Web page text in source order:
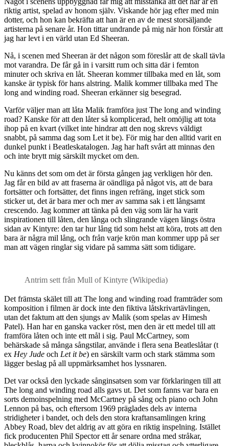
riktig artist, spelad av honom själv. Viskande hör jag efter med min
dotter, och hon kan bekräfta att han är en av de mest storsäljande
artisterna på senare år. Hon tittar undrande på mig när hon förstår att
jag har levt i en värld utan Ed Sheeran.
Nå, i scenen med Sheeran är det någon som föreslår att de skall tävla
mot varandra. De får gå in i varsitt rum och sitta där i femton
minuter och skriva en låt. Sheeran kommer tillbaka med en låt, som
kanske är typisk för hans alstring. Malik kommer tillbaka med The
long and winding road. Sheeran erkänner sig besegrad.
Varför väljer man att låta Malik framföra just The long and winding
road? Kanske för att den låter så komplicerad, helt omöjlig att tota
ihop på en kvart (vilket inte hindrar att den nog skrevs väldigt
snabbt, på samma dag som Let it be). För mig har den alltid varit en
dunkel punkt i Beatleskatalogen. Jag har haft svårt att minnas den
och inte brytt mig särskilt mycket om den.
Nu känns det som om det är första gången jag verkligen hör den.
Jag får en bild av att fraserna är oändliga på något vis, att de bara
fortsätter och fortsätter, det finns ingen refräng, inget stick som
sticker ut, det är bara mer och mer av samma sak i ett långsamt
crescendo. Jag kommer att tänka på den väg som lär ha varit
inspirationen till låten, den långa och slingrande vägen längs östra
sidan av Kintyre: den tar hur lång tid som helst att köra, trots att den
bara är några mil lång, och från varje krön man kommer upp på ser
man att vägen ringlar sig vidare på samma sätt som tidigare.
Antrim sett från Mull of Kintyre (Wikipedia)
Det främsta skälet till att The long and winding road framträder som
komposition i filmen är dock inte den fiktiva låtskrivartävlingen,
utan det faktum att den sjungs av Malik (som spelas av Himesh
Patel). Han har en ganska vacker röst, men den är ett medel till att
framföra låten och inte ett mål i sig. Paul McCartney, som
behärskade så många sångstilar, använde i flera sena Beatleslåtar (t
ex Hey Jude och Let it be) en särskilt varm och stark stämma som
lägger beslag på all uppmärksamhet hos lyssnaren.
Det var också den lyckade sånginsatsen som var förklaringen till att
The long and winding road alls gavs ut. Det som fanns var bara en
sorts demoinspelning med McCartney på sång och piano och John
Lennon på bas, och eftersom 1969 präglades dels av interna
stridigheter i bandet, och dels den stora kraftansamlingen kring
Abbey Road, blev det aldrig av att göra en riktig inspelning. Istället
fick producenten Phil Spector ett år senare ordna med stråkar,